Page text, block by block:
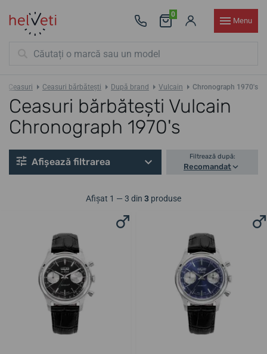
0
Menu
Ceasuri Ceasuri bărbătești După brand Vulcain Chronograph 1970's
Ceasuri bărbătești Vulcain
Chronograph 1970's
Afișează filtrarea Filtrează după:
Recomandat
Afișat 1 — 3 din 3 produse